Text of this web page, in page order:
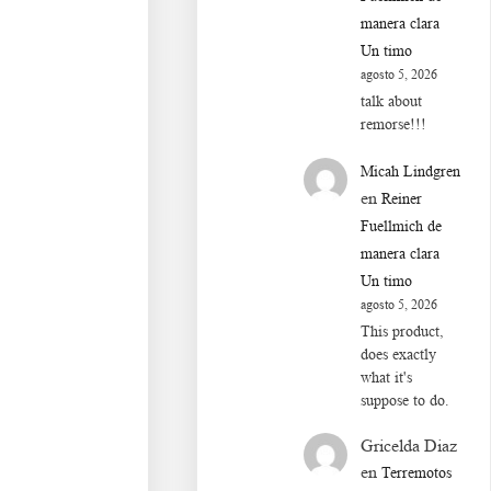
manera clara
Un timo
agosto 5, 2026
talk about
remorse!!!
Micah Lindgren
enReiner
Fuellmich de
manera clara
Un timo
agosto 5, 2026
This product,
does exactly
what it's
suppose to do.
Gricelda Diaz
enTerremotos